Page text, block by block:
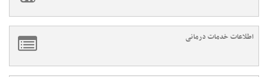
اطلاعات خدمات درمانی